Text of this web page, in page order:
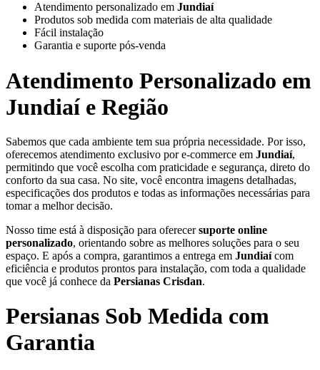
Atendimento personalizado em Jundiaí
Produtos sob medida com materiais de alta qualidade
Fácil instalação
Garantia e suporte pós-venda
Atendimento Personalizado em
Jundiaí e Região
Sabemos que cada ambiente tem sua própria necessidade. Por isso,
oferecemos atendimento exclusivo por e-commerce em Jundiaí,
permitindo que você escolha com praticidade e segurança, direto do
conforto da sua casa. No site, você encontra imagens detalhadas,
especificações dos produtos e todas as informações necessárias para
tomar a melhor decisão.
Nosso time está à disposição para oferecersuporte online
personalizado, orientando sobre as melhores soluções para o seu
espaço. E após a compra, garantimos a entrega em Jundiaícom
eficiência e produtos prontos para instalação, com toda a qualidade
que você já conhece da Persianas Crisdan.
Persianas Sob Medida com
Garantia